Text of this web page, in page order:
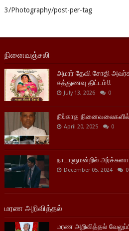
3/Photography/post-per-tag
நினைவஞ்சலி
அமரர் தேவி சோதி
சத்துணவு திட்டம்!!
July 13, 2026 0
நீங்காத நினைவலைகளில்
April 20, 2025 0
நாடாளுமன்றில்
December 05, 2024 0
மரண அறிவித்தல்
மரண அறிவித்தல்